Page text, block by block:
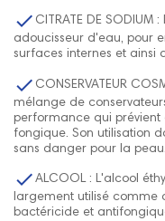
 CITRATE DE
adoucisseur d'eau, pour
surfaces internes et ainsi
 CONSERVATEUR
mélange de
performance qui prévient
fongique. Son utilisation
sans danger pour la peau.
 ALCOOL : L'alcool
largement utilisé comme
bactéricide et